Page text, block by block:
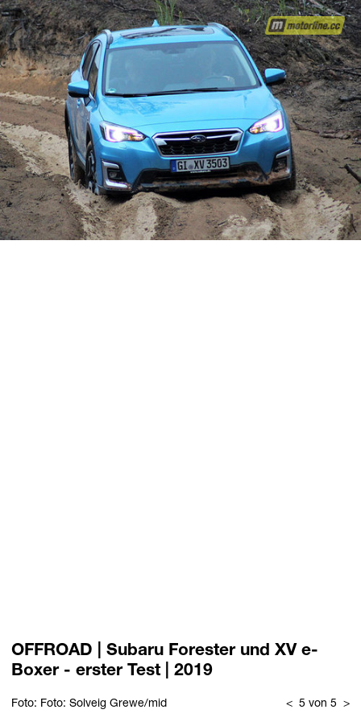
OFFROAD | Subaru Forester und XV e-
Boxer - erster Test | 2019
Foto: Foto: Solveig Grewe/mid < 5 von 5 >